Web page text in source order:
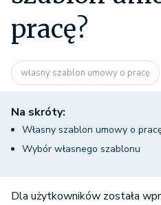
pracę?
własny szablon umowy o pracę
Na skróty:
Własny szablon umowy o
Wybór własnego szablonu
Dla użytkowników została